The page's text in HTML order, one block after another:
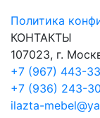
Политика
КОНТАКТЫ
107023, г.
+7 (967) 443-
+7 (936) 243-
ilazta-